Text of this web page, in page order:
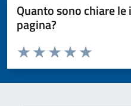
Quanto sono chiare
pagina?
Valuta da 1 a 5 stelle la pagina
Valuta 5
Valuta 4 stelle
Valuta 3 stelle su 5
Valuta 2 stelle su 5
Valuta 1 stelle su 5